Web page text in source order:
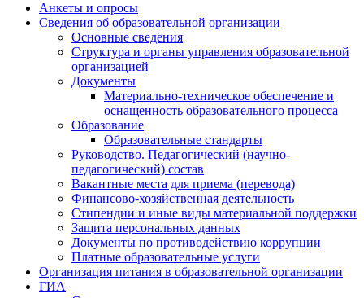
Анкеты и опросы
Сведения об образовательной организации
Основные сведения
Структура и органы управления образовательной
организацией
Документы
Материально-техническое обеспечение и
оснащенность образовательного процесса
Образование
Образовательные стандарты
Руководство. Педагогический (научно-
педагогический) состав
Вакантные места для приема (перевода)
Финансово-хозяйственная деятельность
Стипендии и иные виды материальной поддержки
Защита персональных данных
Документы по противодействию коррупции
Платные образовательные услуги
Организация питания в образовательной организации
ГИА